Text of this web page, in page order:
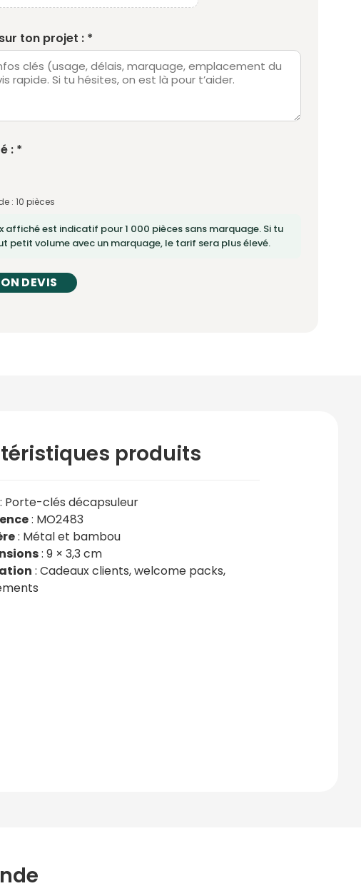
ton projet : *
: *
: 10 pièces
affiché est indicatif pour 1 000 pièces sans marquage. Si tu
petit volume avec un marquage, le tarif sera plus élevé.
DEVIS
produits
: Porte-clés décapsuleur
: MO2483
: Métal et bambou
: 9 × 3,3 cm
: Cadeaux clients, welcome packs,